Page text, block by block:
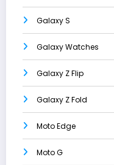
Galaxy S
Galaxy Watches
Galaxy Z Flip
Galaxy Z Fold
Moto Edge
Moto G